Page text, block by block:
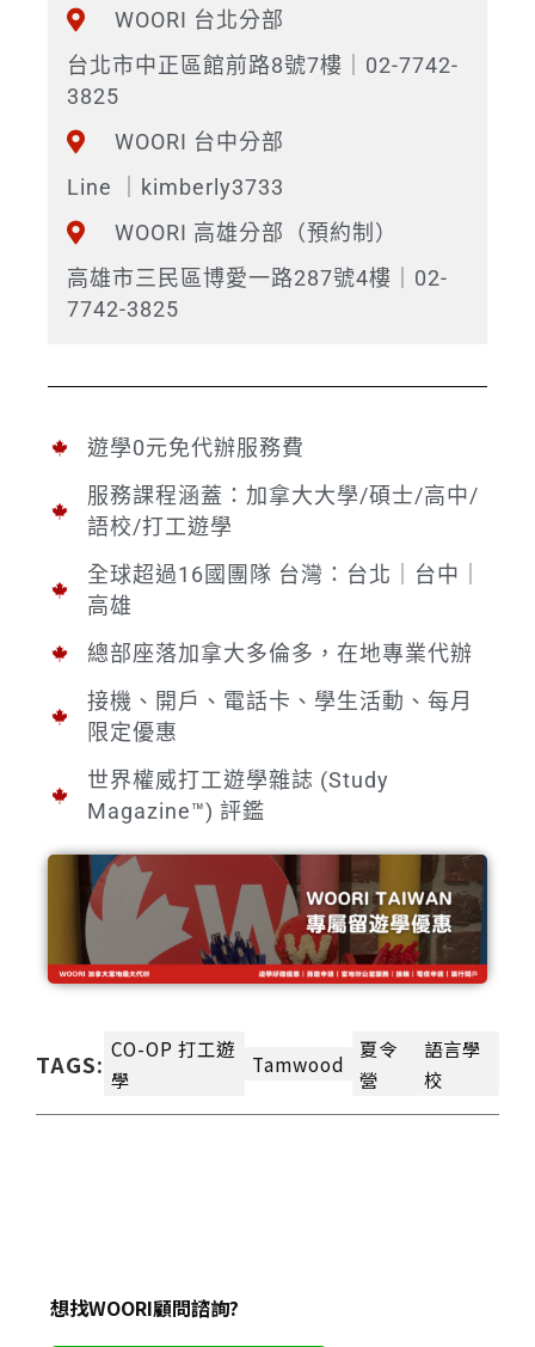
WOORI 台北分部
台北市中正區館前路8號7樓｜02-7742-
3825
WOORI 台中分部
Line ｜kimberly3733
WOORI 高雄分部（預約制）
高雄市三民區博愛一路287號4樓｜02-
7742-3825
遊學0元免代辦服務費
服務課程涵蓋：加拿大大學/碩士/高中/
語校/打工遊學
全球超過16國團隊 台灣：台北｜台中｜
高雄
總部座落加拿大多倫多，在地專業代辦
接機、開戶、電話卡、學生活動、每月
限定優惠
世界權威打工遊學雜誌 (Study
Magazine™) 評鑑
TAGS: CO-OP 打工遊
學
Tamwood
夏令
營
語言學
校
想找WOORI顧問諮詢?